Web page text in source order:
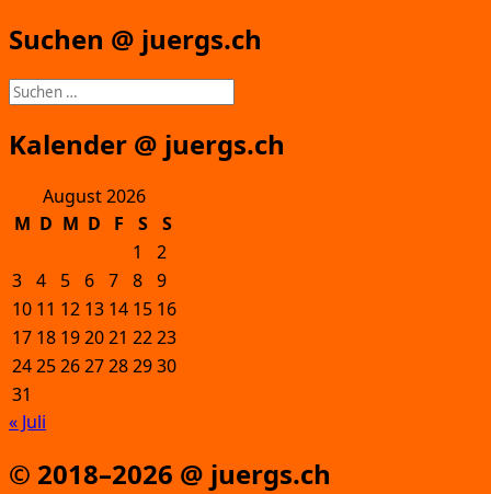
Suchen @ juergs.ch
Suchen
nach:
Kalender @ juergs.ch
August 2026
M D M D F S
S
1
2
3 4 5 6 7 8 9
10 11 12 13 14 15 16
17 18 192021 2223
24252627282930
31
« Juli
© 2018–2026 @ juergs.ch